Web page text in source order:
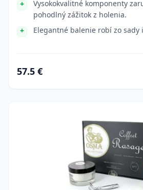
Vysokokvalitné komponenty
pohodlný zážitok z holenia.
Elegantné balenie robí zo sady
57.5 €